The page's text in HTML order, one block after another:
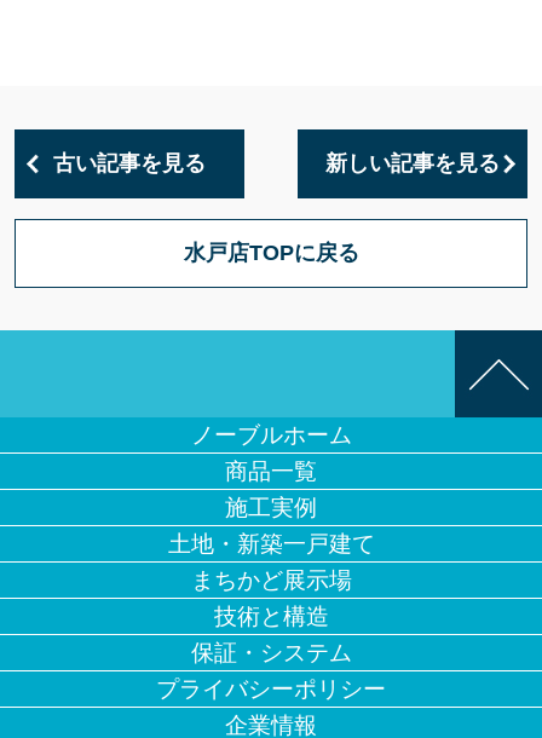
古い記事を見る 新しい記事を見る
水戸店TOPに戻る
ノーブルホーム
商品一覧
施工実例
土地・新築一戸建て
まちかど展示場
技術と構造
保証・システム
プライバシーポリシー
企業情報